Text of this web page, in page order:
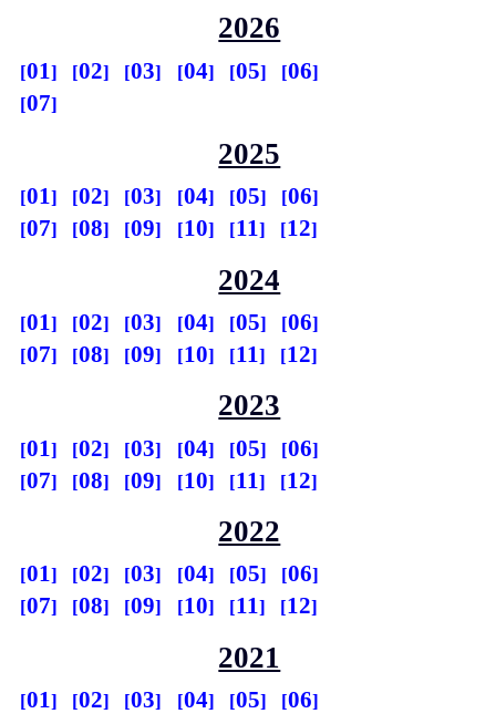
2026
01 02 03 04 05
06
07
2025
01 02 03 04 05
06
07
08 09 10 11 12
2024
01 02 03 04 05
06
07
08 09 10 11 12
2023
01 02 03 04 05
06
07
08 09 10 11 12
2022
01 02 03 04 05
06
07
08 09 10 11 12
2021
01 02 03 04 05
06